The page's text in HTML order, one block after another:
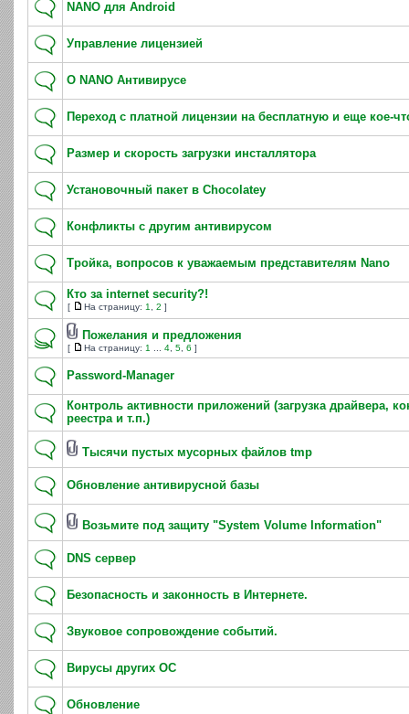
NANO для Android
Управление лицензией
О NANO Антивирусе
Переход с платной лицензии на бесплатную и еще кое-
Размер и скорость загрузки инсталлятора
Установочный пакет в Chocolatey
Конфликты с другим антивирусом
Тройка, вопросов к уважаемым представителям Nano
Кто за internet security?!
[ На страницу: 1 2 ]
Пожелания и предложения
[ На страницу: 1 4 5 6 ]
Password-Manager
Контроль активности приложений (загрузка драйвера,
реестра и т.п.)
Тысячи пустых мусорных файлов tmp
Обновление антивирусной базы
Возьмите под защиту "System Volume Information"
DNS сервер
Безопасность и законность в Интернете.
Звуковое сопровождение событий.
Вирусы других ОС
Обновление